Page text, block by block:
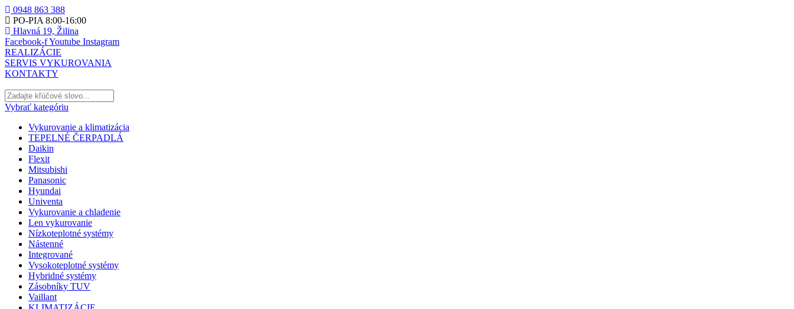
0948 863 388
PO-PIA 8:00-16:00
Hlavná 19, Žilina
Facebook-fYoutube Instagram
REALIZÁCIE
SERVIS VYKUROVANIA
KONTAKTY
Vybrať kategóriu
Vykurovanie a klimatizácia
TEPELNÉ ČERPADLÁ
Daikin
Flexit
Mitsubishi
Panasonic
Hyundai
Univenta
Vykurovanie a chladenie
Len vykurovanie
Nízkoteplotné systémy
Nástenné
Integrované
Vysokoteplotné systémy
Hybridné systémy
Zásobníky TUV
Vaillant